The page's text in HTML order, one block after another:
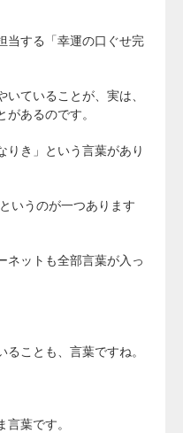
当する「幸運の口ぐせ完
ていることが、実は、
あるのです。
りき」という言葉があり
いうのが一つあります
ネットも全部言葉が入っ
ことも、言葉ですね。
言葉です。